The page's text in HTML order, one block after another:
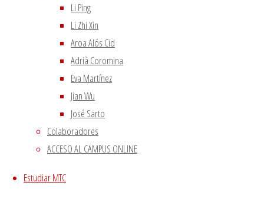
Li Ping
Li Zhi Xin
Aroa Alós Cid
Adrià Coromina
Eva Martínez
Jian Wu
José Sarto
Colaboradores
ACCESO AL CAMPUS ONLINE
Estudiar MTC
Imagen anterior
Síguenos en Twitter
Tweets sobre liping_mtc
Blog – Últimos artículos
Dietética, Nutrición y Medicina china
La decepción no mata, enseña
El viento precede a todas las enfermedades de origen
Tipología del elemento Metal